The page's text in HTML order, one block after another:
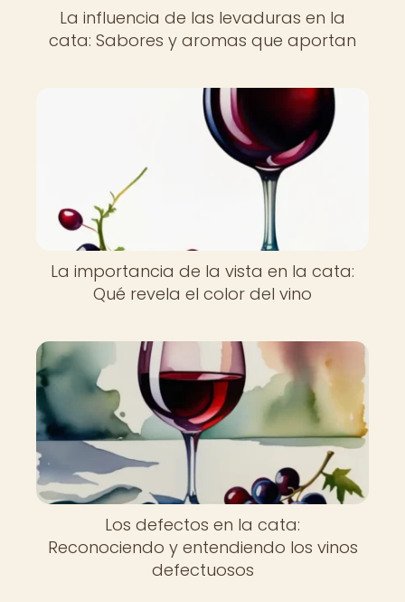
La influencia de las levaduras en la
cata: Sabores y aromas que aportan
La importancia de la vista en la cata:
Qué revela el color del vino
Los defectos en la cata:
Reconociendo y entendiendo los vinos
defectuosos